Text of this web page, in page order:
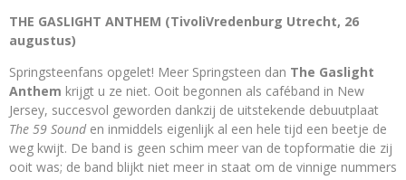
THE GASLIGHT ANTHEM (TivoliVredenburg Utrecht, 26
augustus)
Springsteenfans opgelet! Meer Springsteen dan The Gaslight
Anthem krijgt u ze niet. Ooit begonnen als caféband in New
Jersey, succesvol geworden dankzij de uitstekende debuutplaat
The 59 Sound en inmiddels eigenlijk al een hele tijd een beetje de
weg kwijt. De band is geen schim meer van de topformatie die zij
ooit was; de band blijkt niet meer in staat om de vinnige nummers